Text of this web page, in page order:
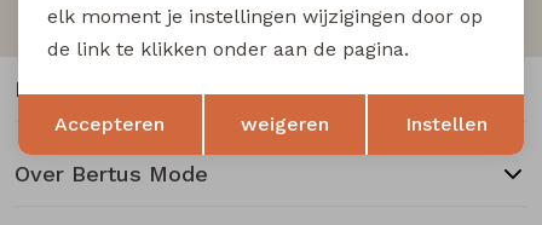
privacyverklaring.
Klantenservice
Over Bertus Mode
Terug Opslaan
elk moment je instellingen wijzigingen door op
de link te klikken onder aan de pagina.
Accepteren weigeren Instellen